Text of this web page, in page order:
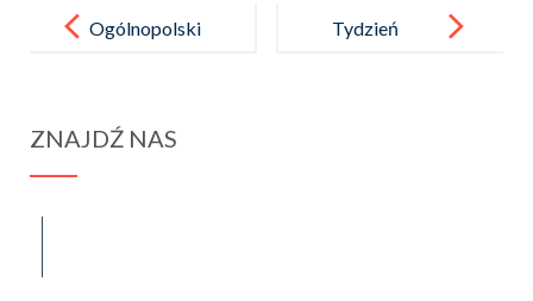
navigationOgólnopolski
Czytania –
Tydzień
ZNAJDŹ NAS